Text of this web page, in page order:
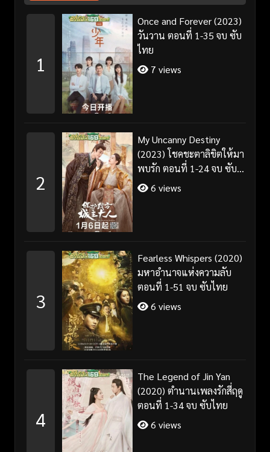
1
Once and Forever (2023)
วันวาน ตอนที่ 1-35 จบ ซับ
ไทย
7 views
2
My Uncanny Destiny
(2023) โชคชะตาลิขิตให้มา
พบรัก ตอนที่ 1-24 จบ ซับ
ไทย/พากย์ไทย
6 views
3
Fearless Whispers (2020)
มหาอำนาจแห่งความลับ
ตอนที่ 1-51 จบ ซับไทย
6 views
4
The Legend of Jin Yan
(2020) ตำนานเพลงรักสี่ฤดู
ตอนที่ 1-34 จบ ซับไทย
6 views